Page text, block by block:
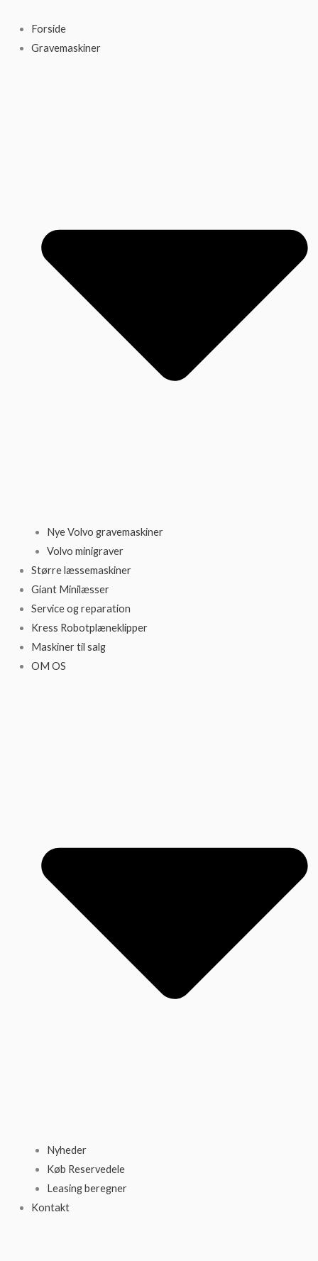
indholdet
Forside
Gravemaskiner
Nye Volvo gravemaskiner
Volvo minigraver
Større læssemaskiner
Giant Minilæsser
Service og reparation
Kress Robotplæneklipper
Maskiner til salg
OM OS
Nyheder
Køb Reservedele
Leasing beregner
Kontakt